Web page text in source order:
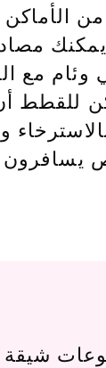
من
يمكنك
وئام مع
للقطط
شيقة